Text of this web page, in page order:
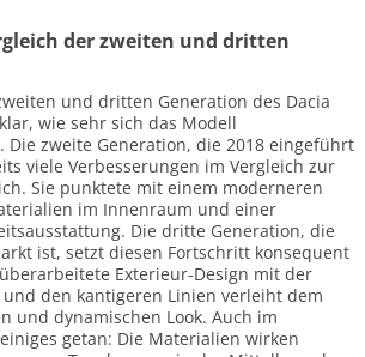
der zweiten und dritten
und dritten Generation des Dacia
wie sehr sich das Modell
zweite Generation, die 2018 eingeführt
viele Verbesserungen im Vergleich zur
Sie punktete mit einem moderneren
im Innenraum und einer
Die dritte Generation, die
ist, setzt diesen Fortschritt konsequent
Exterieur-Design mit der
den kantigeren Linien verleiht dem
und dynamischen Look. Auch im
getan: Die Materialien wirken